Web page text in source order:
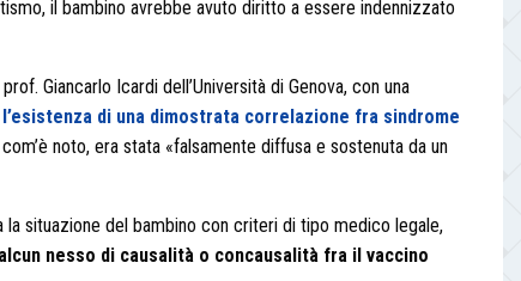
il bambino avrebbe avuto diritto a essere indennizzato
Giancarlo Icardi dell’Università di Genova, con una
l’esistenza di una dimostrata correlazione fra sindrome
noto, era stata «falsamente diffusa e sostenuta da un
situazione del bambino con criteri di tipo medico legale,
nesso di causalità o concausalità fra il vaccino